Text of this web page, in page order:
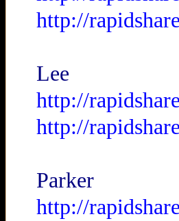
http://
Lee
http://
http://
Parker
http://